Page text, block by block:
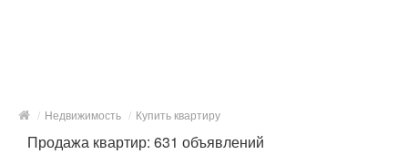
/ Недвижимость / Купить квартиру
Продажа квартир: 631 объявлений